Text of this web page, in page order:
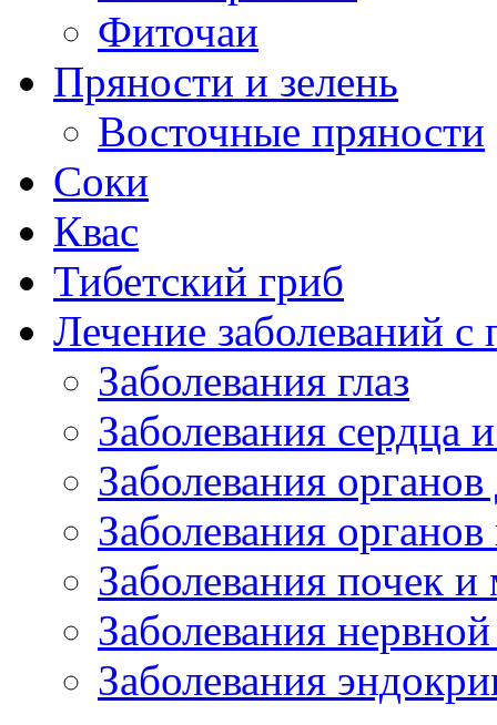
Фиточаи
Пряности и зелень
Восточные пряности
Соки
Квас
Тибетский гриб
Лечение заболеваний
Заболевания глаз
Заболевания сердца
Заболевания
Заболевания
Заболевания почек
Заболевания
Заболевания